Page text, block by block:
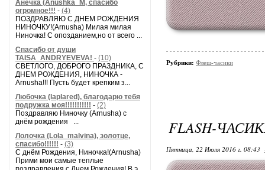
Анечка (Anushka_M, спасибо
огромное!!! - (4)
ПОЗДРАВЛЯЮ С ДНЕМ РОЖДЕНИЯ
НИНОЧКУ!(Arnusha) Милая милая
Ниночка! С опозданием,но от всего ...
Спасибо от души
TAISA_ANDRYEVEVA! - (10)
СВЕТЛОГО, ДОБРОГО ПРАЗДНИКА, С
ДНЕМ РОЖДЕНИЯ, НИНОЧКА -
Arnusha!!! Пусть будет крепким з...
Любочка (laplared), благодарю тебя
подружка моя!!!!!!!!!!! - (2)
Поздравляю Ниночку (Arnusha) с
днём рождения ...
Лолочка (Lola_malvina), золотце,
спасибо!!!!!! - (3)
С днём Рождения, Ниночка!(Аrnusha)
Прими мои самые теплые
Рубрики: Флеш-часики
FLASH-
Пятница, 22 Июля 2016 г. 08:43